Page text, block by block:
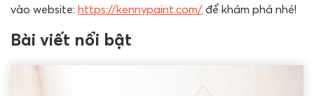
vào website: https://kennypaint.com/ để khám phá nhé!
Bài viết nổi bật